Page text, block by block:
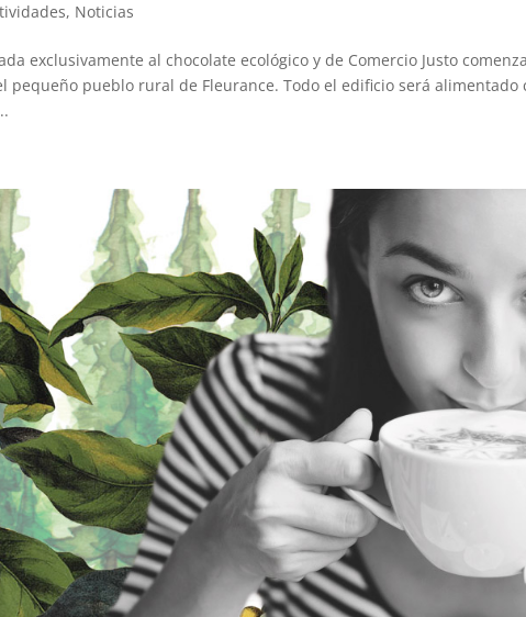
, Noticias
exclusivamente al chocolate ecológico y de Comercio Justo
pequeño pueblo rural de Fleurance. Todo el edificio será alimentado